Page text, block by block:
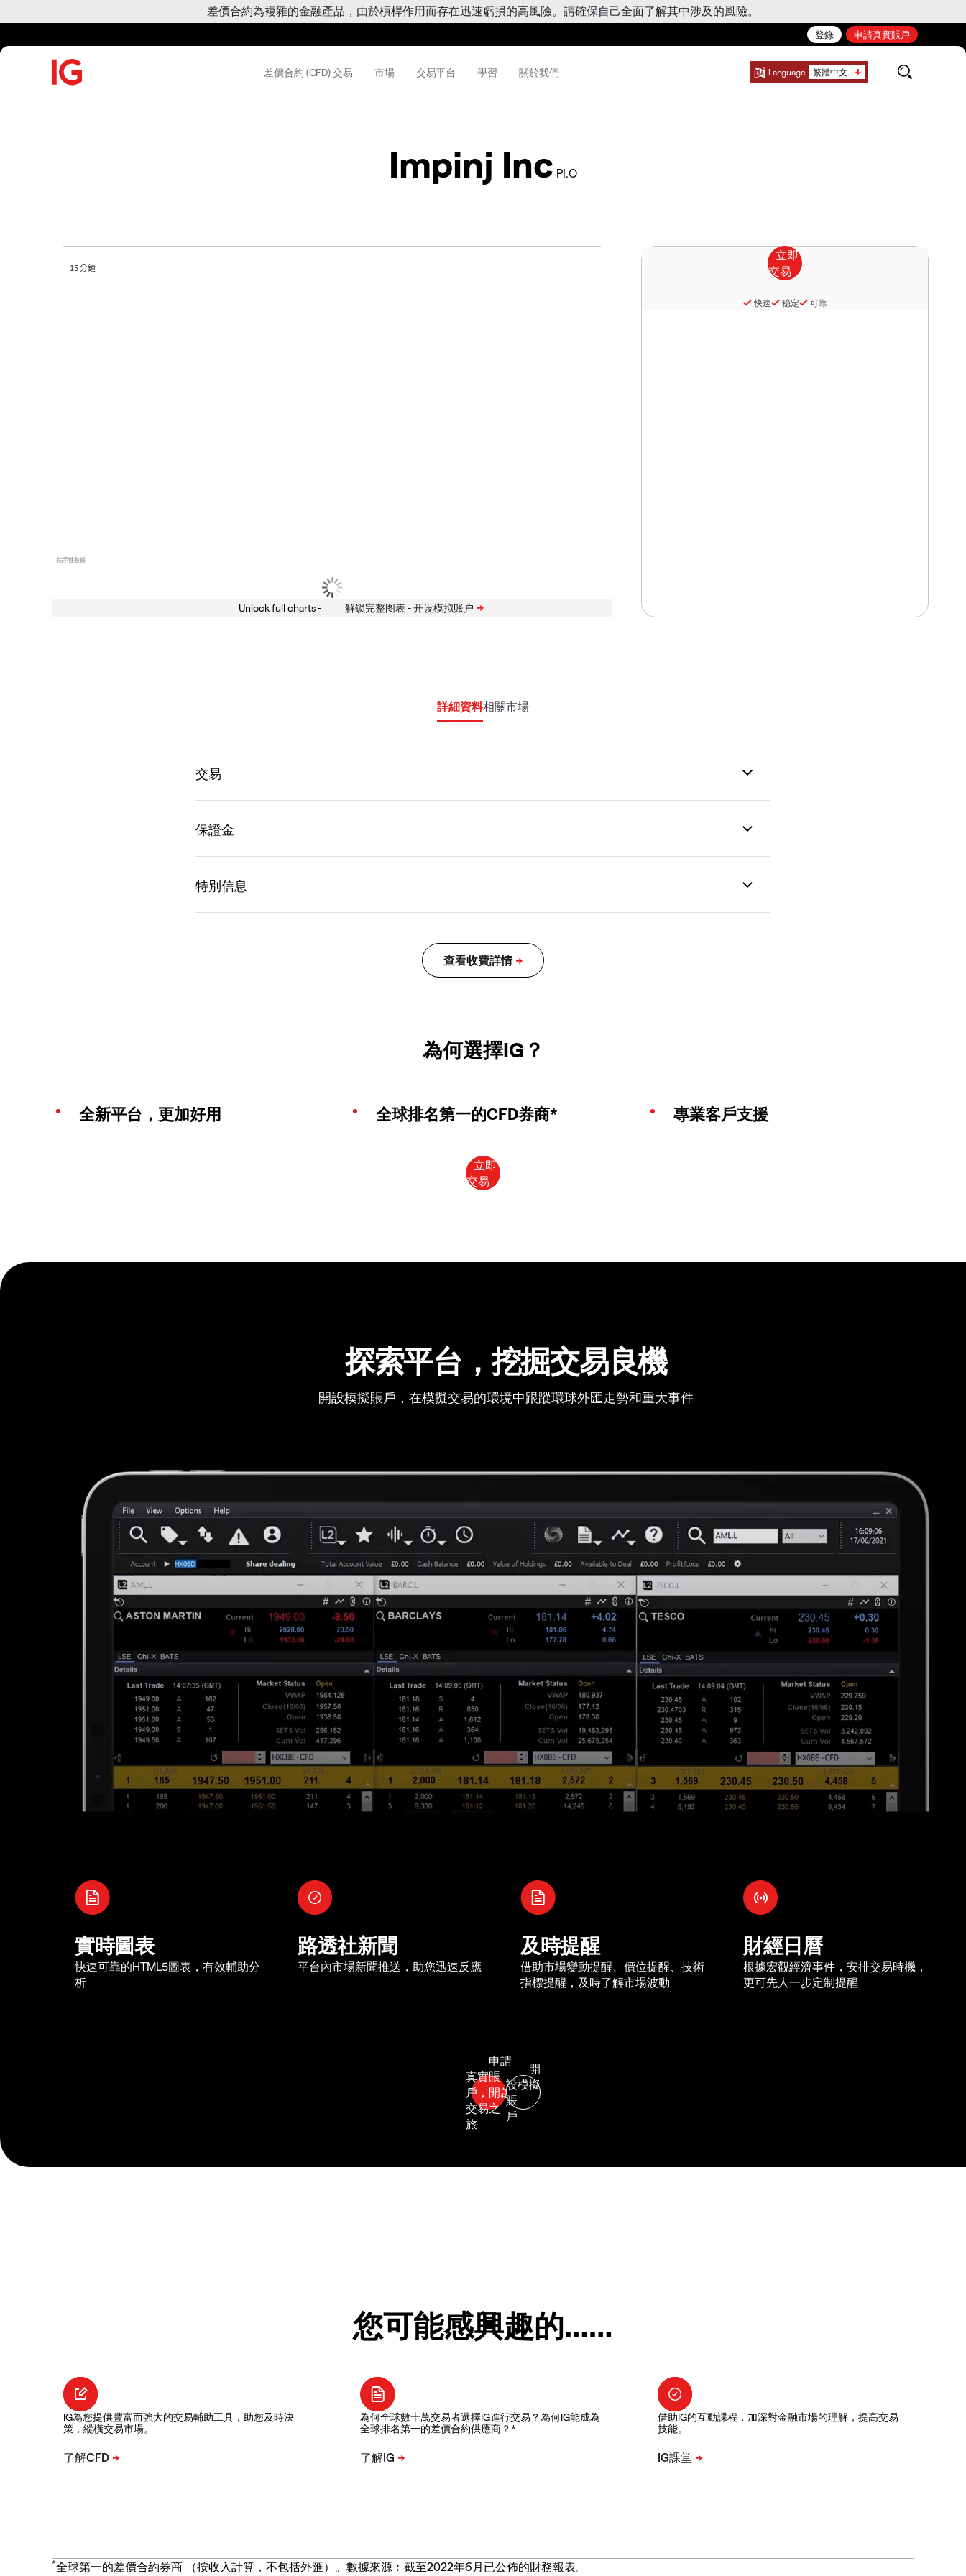
差價合約為複雜的金融產品，由於槓桿作用而存在迅速虧損的高風險。請確保自己全面了解其中涉及的風險。
登錄 申請真實賬戶
差價合約 (CFD) 交易 市場 交易平台 學習 關於我們 Language 繁體中文
Impinj Inc PI.O
指示性數據
15 分鐘
Unlock full charts -
快速 稳定 可靠
詳細資料相關市場
為何選擇IG？
全新平台，更加好用 全球排名第一的CFD券商* 專業客戶支援
探索平台，挖掘交易良機
開設模擬賬戶，在模擬交易的環境中跟蹤環球外匯走勢和重大事件
實時圖表
快速可靠的HTML5圖表，有效輔助分
析
路透社新聞
平台內市場新聞推送，助您迅速反應
及時提醒
借助市場變動提醒、價位提醒、技術
指標提醒，及時了解市場波動
財經日曆
根據宏觀經濟事件，安排交易時機，
更可先人一步定制提醒
您可能感興趣的……
IG為您提供豐富而強大的交易輔助工具，助您及時決
策，縱橫交易市場。
為何全球數十萬交易者選擇IG進行交易？為何IG能成為
全球排名第一的差價合約供應商？*
借助IG的互動課程，加深對金融市場的理解，提高交易
技能。
*全球第一的差價合約券商 （按收入計算，不包括外匯）。數據來源︰截至2022年6月已公佈的財務報表。